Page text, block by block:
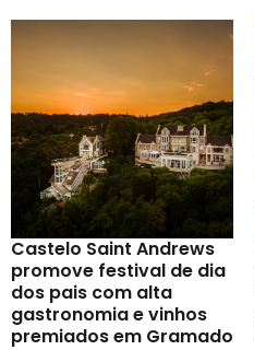
Castelo Saint Andrews
promove festival de dia
dos pais com alta
gastronomia e vinhos
premiados em Gramado